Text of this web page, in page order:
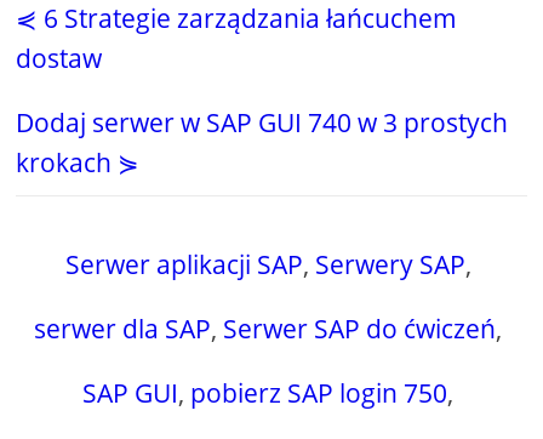
⋞ 6 Strategie zarządzania łańcuchem
dostaw
Dodaj serwer w SAP GUI 740 w 3 prostych
krokach ⋟
Serwer aplikacji SAP, Serwery SAP,
serwer dla SAP, Serwer SAP do ćwiczeń,
SAP GUI, pobierz SAP login 750,